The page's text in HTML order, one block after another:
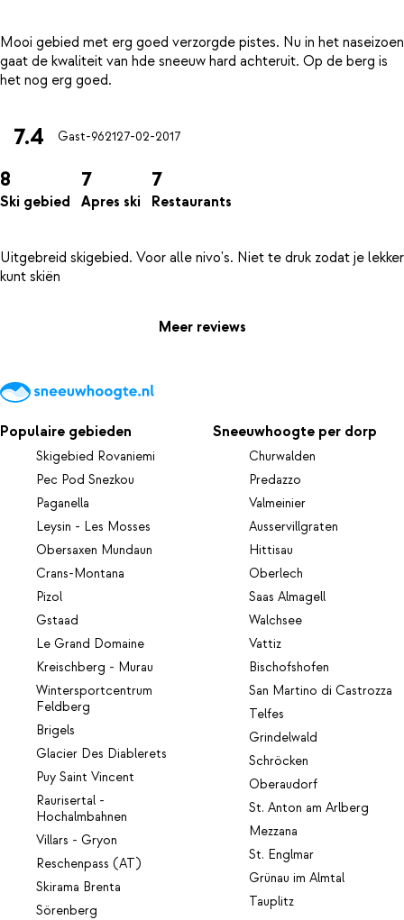
Mooi gebied met erg goed verzorgde pistes. Nu in het naseizoen
gaat de kwaliteit van hde sneeuw hard achteruit. Op de berg is
7.4 Gast-962127-02-2017
8
Ski gebied
7
Apres ski
7
Restaurants
Uitgebreid skigebied. Voor alle nivo's. Niet te druk zodat je lekker
Meer reviews
Populaire gebieden
Skigebied Rovaniemi
Pec Pod Snezkou
Paganella
Leysin - Les Mosses
Obersaxen Mundaun
Crans-Montana
Pizol
Gstaad
Le Grand Domaine
Kreischberg - Murau
Wintersportcentrum
Feldberg
Brigels
Glacier Des Diablerets
Puy Saint Vincent
Raurisertal -
Hochalmbahnen
Villars - Gryon
Reschenpass (AT)
Skirama Brenta
Sörenberg
Sneeuwhoogte per dorp
Churwalden
Predazzo
Valmeinier
Ausservillgraten
Hittisau
Oberlech
Saas Almagell
Walchsee
Vattiz
Bischofshofen
San Martino di Castrozza
Telfes
Grindelwald
Schröcken
Oberaudorf
St. Anton am Arlberg
Mezzana
St. Englmar
Grünau im Almtal
Tauplitz